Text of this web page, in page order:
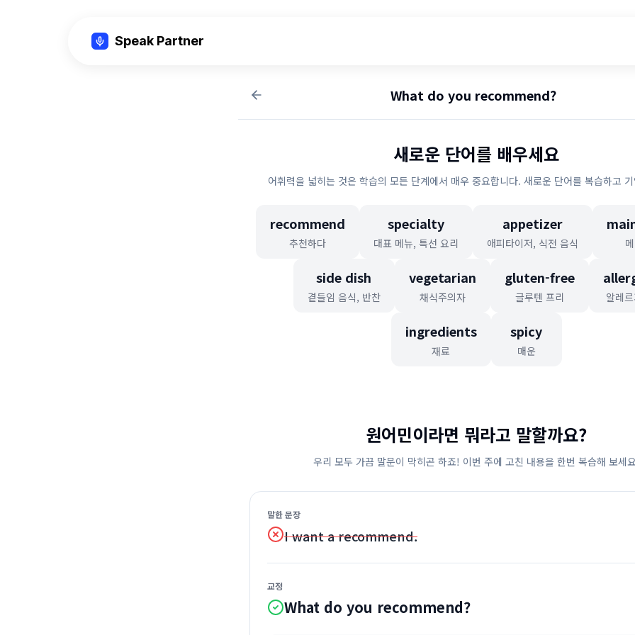
Speak Partner
What do you recommend?
새로운 단어를 배우세요
어휘력을 넓히는 것은 학습의 모든 단계에서 매우 중요합니다. 새로운 단어를 복습하고
recommend
추천하다
specialty
대표 메뉴, 특선 요리
appetizer
애피타이저, 식전 음식
side dish
곁들임 음식, 반찬
vegetarian
채식주의자
gluten-free
글루텐 프리 알레
ingredients
재료
spicy
매운
원어민이라면 뭐라고 말할까요?
우리 모두 가끔 말문이 막히곤 하죠! 이번 주에 고친 내용을 한번 복습해 보세
말한 문장
I want a recommend.
교정
What do you recommend?